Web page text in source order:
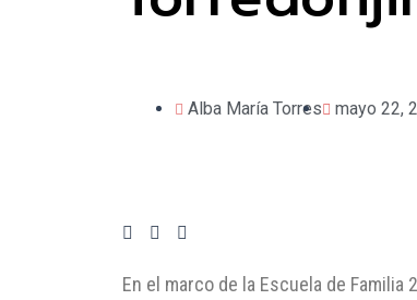
Alba María Torres mayo 22,
En el marco de la Escuela de